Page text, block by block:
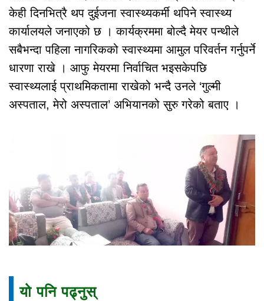
केही दिनभित्रै थप दुईजना स्वास्थ्यकर्मी थपिने स्वास्थ्य
कार्यालयले जनाएको छ । कार्यक्रममा बोल्दै मेयर पन्थीले
सबैभन्दा पहिला नागरिकको स्वास्थ्यमा आमुल परिवर्तन गर्नुपर्ने
धारणा राखे । आफु मेयरमा निर्वाचित भइसकेपछि
स्वास्थ्यलाई प्राथमिकतामा राखेको भन्दै उनले ‘गुल्मी
अस्पताल, मेरो अस्पताल’ अभियानको सुरु गरेको बताए ।
यो पनि पढ्नुस्